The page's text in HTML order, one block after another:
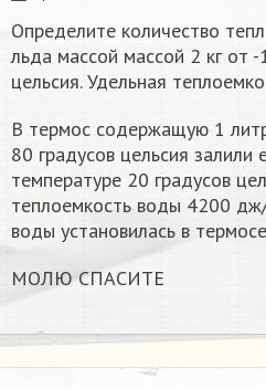
Определите количество
льда массой массой 2 кг от
цельсия. Удельная
В термос содержащую 1
80 градусов цельсия
температуре 20 градусов
теплоемкость воды 4200
воды установилась в
МОЛЮ СПАСИТЕ